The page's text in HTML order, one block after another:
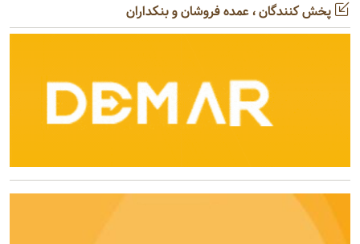
پخش کنندگان ، عمده فروشان و بنکداران